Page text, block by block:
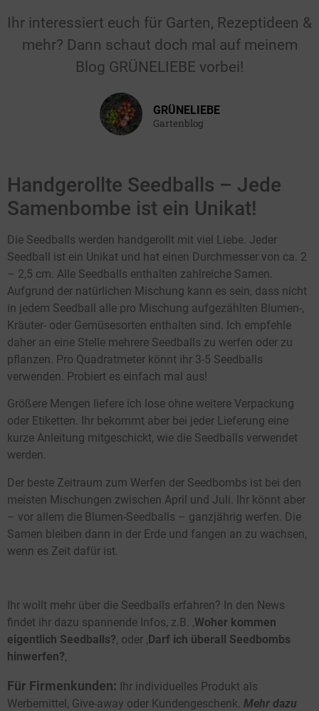
Feiern
Gastgeschenk für die Hochzeit, den
Geburtstag, die Taufe oder einen
Hier klicken
Ihr interessiert euch für Garten, Rezeptideen &
mehr? Dann schaut doch mal auf meinem
Blog GRÜNELIEBE vorbei!
GRÜNELIEBE
Gartenblog
Handgerollte Seedballs – Jede
Samenbombe ist ein Unikat!
Die Seedballs werden handgerollt mit viel Liebe. Jeder
Seedball ist ein Unikat und hat einen Durchmesser von ca. 2
– 2,5 cm. Alle Seedballs enthalten zahlreiche Samen.
Aufgrund der natürlichen Mischung kann es sein, dass nicht
in jedem Seedball alle pro Mischung aufgezählten Blumen-,
Kräuter- oder Gemüsesorten enthalten sind. Ich empfehle
daher an eine Stelle mehrere Seedballs zu werfen oder zu
pflanzen. Pro Quadratmeter könnt ihr 3-5 Seedballs
verwenden. Probiert es einfach mal aus!
Größere Mengen liefere ich lose ohne weitere Verpackung
oder Etiketten. Ihr bekommt aber bei jeder Lieferung eine
kurze Anleitung mitgeschickt, wie die Seedballs verwendet
werden.
Der beste Zeitraum zum Werfen der Seedbombs ist bei den
meisten Mischungen zwischen April und Juli. Ihr könnt aber
– vor allem die Blumen-Seedballs – ganzjährig werfen. Die
Samen bleiben dann in der Erde und fangen an zu wachsen,
wenn es Zeit dafür ist.
Ihr wollt mehr über die Seedballs erfahren? In den News
findet ihr dazu spannende Infos, z.B. ‚Woher kommen
eigentlich Seedballs?‚ oder ‚ Darf ich überall Seedbombs
hinwerfen?‚
Für Firmenkunden: Ihr individuelles Produkt als
Werbemittel, Give-away oder Kundengeschenk. Mehr dazu